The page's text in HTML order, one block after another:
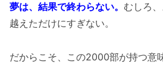
夢は、結果で終わらない。 むしろ
越えただけにすぎない。
だからこそ、この2000部が持つ意